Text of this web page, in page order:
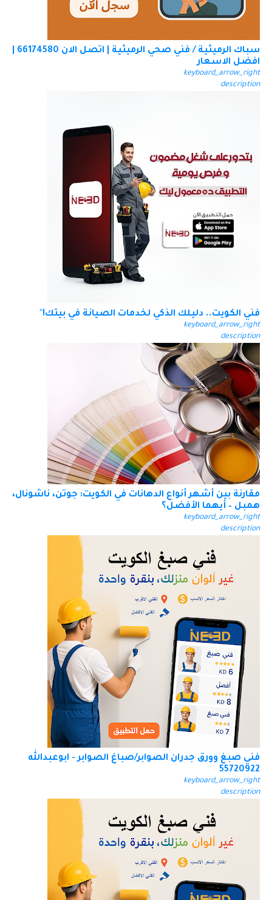
افضل الاسعار
keyboard_arrow_right
description
فني الكويت.. دليلك الذكي لخدمات الصيانة في بيتك!"
keyboard_arrow_right
description
مقارنة بين أشهر أنواع الدهانات في الكويت: جوتن، ناشونال،
همبل – أيهما الأفضل؟
keyboard_arrow_right
description
فني صبغ وورق جدران الصوابر/صباغ الصوابر - ابوعبدالله
55720922
keyboard_arrow_right
description